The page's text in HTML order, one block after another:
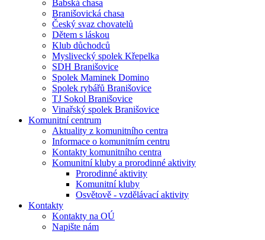
Babská chasa
Branišovická chasa
Český svaz chovatelů
Dětem s láskou
Klub důchodců
Myslivecký spolek Křepelka
SDH Branišovice
Spolek Maminek Domino
Spolek rybářů Branišovice
TJ Sokol Branišovice
Vinařský spolek Branišovice
Komunitní centrum
Aktuality z komunitního centra
Informace o komunitním centru
Kontakty komunitního centra
Komunitní kluby a prorodinné aktivity
Prorodinné aktivity
Komunitní kluby
Osvětově - vzdělávací aktivity
Kontakty
Kontakty na OÚ
Napište nám